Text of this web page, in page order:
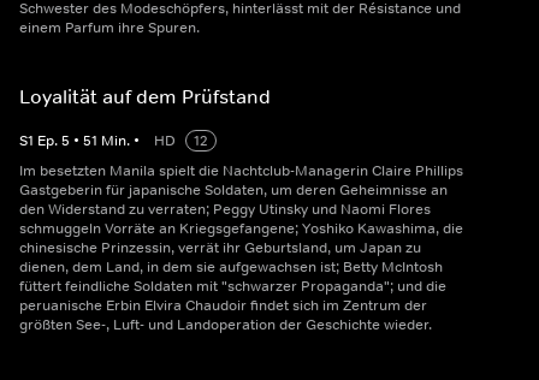
Schwester des Modeschöpfers, hinterlässt mit der Résistance und
einem Parfum ihre Spuren.
Loyalität auf dem Prüfstand
S1 Ep.5 • 51 Min. • HD
12
Im besetzten Manila spielt die Nachtclub-Managerin Claire Phillips
Gastgeberin für japanische Soldaten, um deren Geheimnisse an
den Widerstand zu verraten; Peggy Utinsky und Naomi Flores
schmuggeln Vorräte an Kriegsgefangene; Yoshiko Kawashima, die
chinesische Prinzessin, verrät ihr Geburtsland, um Japan zu
dienen, dem Land, in dem sie aufgewachsen ist; Betty McIntosh
füttert feindliche Soldaten mit "schwarzer Propaganda"; und die
peruanische Erbin Elvira Chaudoir findet sich im Zentrum der
größten See-, Luft- und Landoperation der Geschichte wieder.